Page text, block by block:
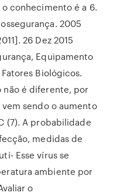
conhecimento é a 6.
2005
26 Dez 2015
Equipamento
Biológicos.
é diferente, por
vem sendo o aumento
(7). A probabilidade
medidas de
Esse vírus se
ambiente por
o